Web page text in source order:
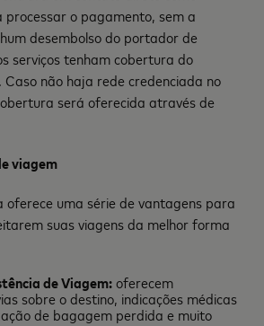
processar o pagamento, sem a
desembolso do portador de
serviços tenham cobertura do
não haja rede credenciada no
será oferecida através de
viagem
uma série de vantagens para
suas viagens da melhor forma
de Viagem:oferecem
sobre o destino, indicações médicas
de bagagem perdida e muito